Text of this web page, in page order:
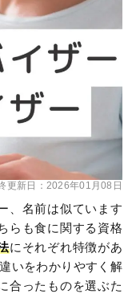
更新日： 2026年01月08日
、名前は似ています
らも食に関する資格
にそれぞれ特徴があ
いをわかりやすく解
合ったものを選ぶた